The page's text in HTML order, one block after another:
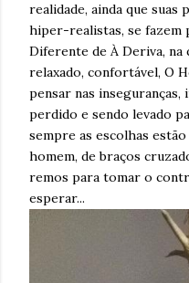
realidade, ainda que
hiper-realistas, se fazem
Diferente de À Deriva, na
relaxado, confortável, O
pensar nas
perdido e sendo levado
sempre as escolhas
homem, de braços
remos para tomar o
esperar...